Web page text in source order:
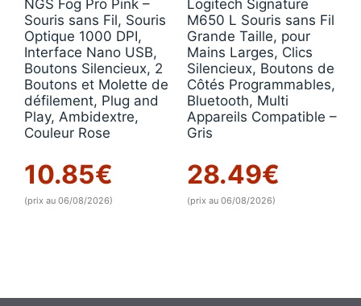
NGS Fog Pro Pink –
Souris sans Fil, Souris
Optique 1000 DPI,
Interface Nano USB,
Boutons Silencieux, 2
Boutons et Molette de
défilement, Plug and
Play, Ambidextre,
Couleur Rose
10.85€
(prix au 06/08/2026)
Logitech Signature
M650 L Souris sans Fil
Grande Taille, pour
Mains Larges, Clics
Silencieux, Boutons de
Côtés Programmables,
Bluetooth, Multi
Appareils Compatible –
Gris
28.49€
(prix au 06/08/2026)